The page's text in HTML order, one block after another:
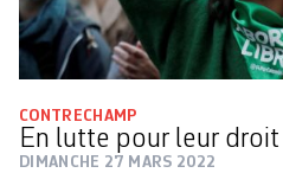
CONTRECHAMP
En lutte pour leur droit
DIMANCHE 27 MARS 2022